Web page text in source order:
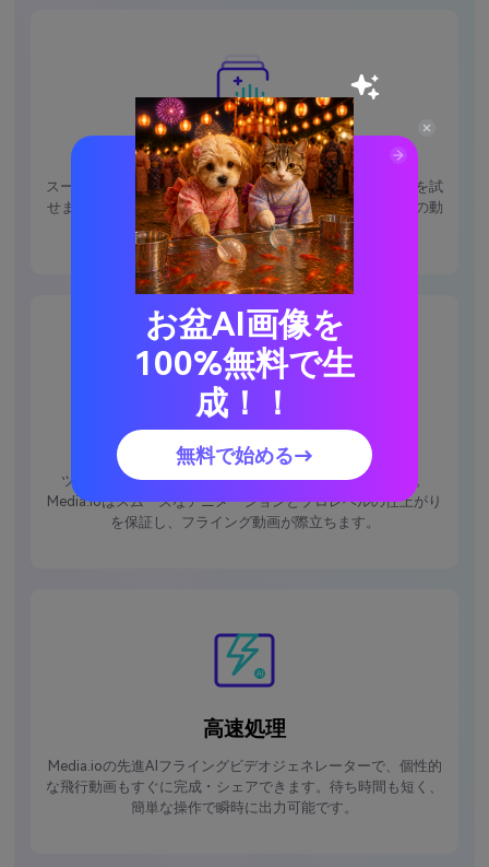
多様なAIフライングスタイル
スーパーヒーローや映画的な空飛びなど、多彩な飛行効果を試
せます。AIがプロンプトによって内容を調整し、唯一無二の動
画を実現します。
高品質な成果
ツールを使えば、歪みのない鮮明なAI映像が楽しめます。
Media.ioはスムーズなアニメーションとプロレベルの仕上がり
を保証し、フライング動画が際立ちます。
高速処理
Media.ioの先進AIフライングビデオジェネレーターで、個性的
な飛行動画もすぐに完成・シェアできます。待ち時間も短く、
簡単な操作で瞬時に出力可能です。
お盆AI画像を
100%無料で生
成！！
無料で始める→